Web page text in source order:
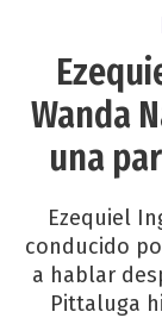
Wanda
una
Ezequiel
conducido
a hablar
Pittaluga